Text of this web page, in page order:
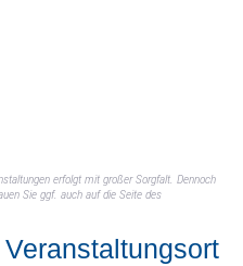
erfolgt mit großer Sorgfalt. Dennoch
Sie ggf. auch auf die Seite des